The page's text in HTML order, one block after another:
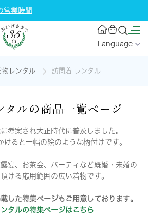
営業時間
Language
物レンタル 訪問着 レンタル
タルの商品一覧ページ
考案され大正時代に普及しました。
けると一幅の絵のような柄付けです。
宴、お茶会、パーティなど既婚・未婚の
ける応用範囲の広い着物です。
した特集ページもご用意しております。
タルの特集ページはこちら